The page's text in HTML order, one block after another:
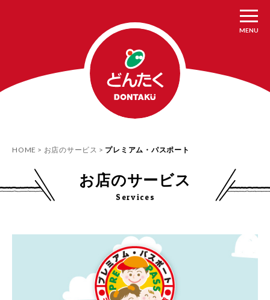
MENU
HOME お店のサービス プレミアム・パスポート
お店のサービス
Services